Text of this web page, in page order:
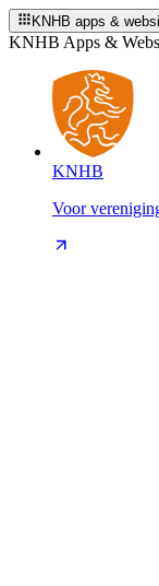
KNHB apps &
KNHB Apps &
KNHB
Voor